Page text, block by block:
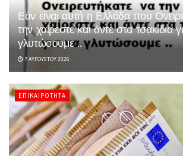
Εάν είναι αυτή η Ελλάδα που
την χαίρεστε και άντε στα τσακίδια
γλυτώσουμε ..
7 ΑΥΓΟΎΣΤΟΥ 2026
ΕΠΙΚΑΙΡΌΤΗΤΑ